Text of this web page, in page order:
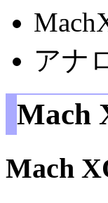
アナ
Mach
Mach